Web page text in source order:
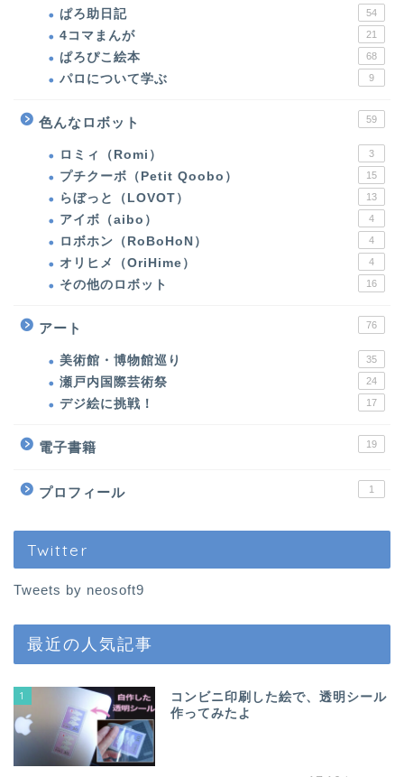
ぱろ助日記 54
4コマまんが 21
ぱろぴこ絵本 68
パロについて学ぶ 9
色んなロボット 59
ロミィ（Romi） 3
プチクーボ（Petit Qoobo） 15
らぼっと（LOVOT） 13
アイボ（aibo） 4
ロボホン（RoBoHoN） 4
オリヒメ（OriHime） 4
その他のロボット 16
アート 76
美術館・博物館巡り 35
瀬戸内国際芸術祭 24
デジ絵に挑戦！ 17
電子書籍 19
プロフィール 1
Twitter
Tweets by neosoft9
最近の人気記事
1
コンビニ印刷した絵で、透明シール
作ってみたよ
色んなロボット
アイボ（aibo）